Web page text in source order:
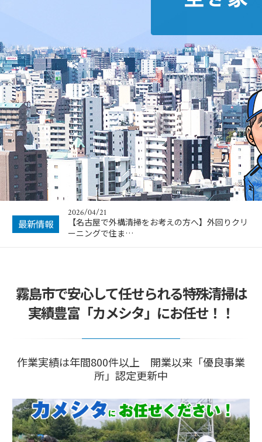
最新情報
2026/04/21
【名古屋で外構清掃をお考えの方へ】外回りクリ
ーニングで住ま…
霧島市で安心して任せられる特殊清掃は
実績豊富「カメシタ」にお任せ！！
作業実績は年間800件以上 開業以来「優良事業
所」認定更新中